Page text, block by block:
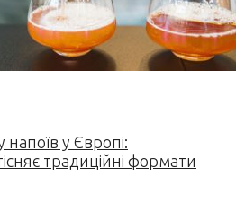
у Європі:
традиційні формати